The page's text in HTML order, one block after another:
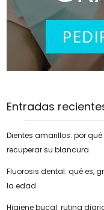
Entradas
Dientes amarillos: por
recuperar su blancura
Fluorosis dental: qué es,
la edad
Higiene bucal: rutina